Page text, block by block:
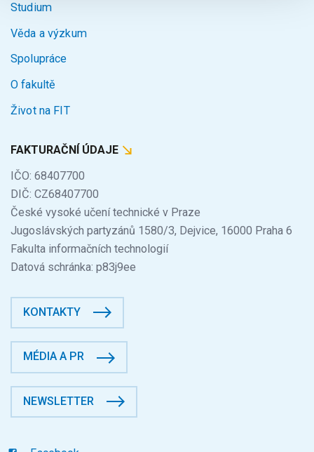
Studium
Věda a výzkum
Spolupráce
O fakultě
Život na FIT
FAKTURAČNÍ ÚDAJE
IČO: 68407700
DIČ: CZ68407700
České vysoké učení technické v Praze
Jugoslávských partyzánů 1580/3, Dejvice, 16000 Praha 6
Fakulta informačních technologií
Datová schránka: p83j9ee
KONTAKTY
MÉDIA A PR
NEWSLETTER